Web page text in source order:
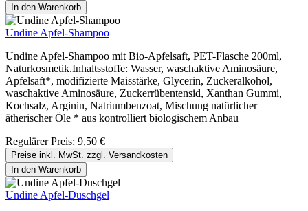
In den Warenkorb
Undine Apfel-Shampoo
Undine Apfel-Shampoo mit Bio-Apfelsaft, PET-Flasche 200ml,
Naturkosmetik.Inhaltsstoffe: Wasser, waschaktive Aminosäure,
Apfelsaft*, modifizierte Maisstärke, Glycerin, Zuckeralkohol,
waschaktive Aminosäure, Zuckerrübentensid, Xanthan Gummi,
Kochsalz, Arginin, Natriumbenzoat, Mischung natürlicher
ätherischer Öle * aus kontrolliert biologischem Anbau
Regulärer Preis: 9,50 €
Preise inkl. MwSt. zzgl. Versandkosten
In den Warenkorb
Undine Apfel-Duschgel